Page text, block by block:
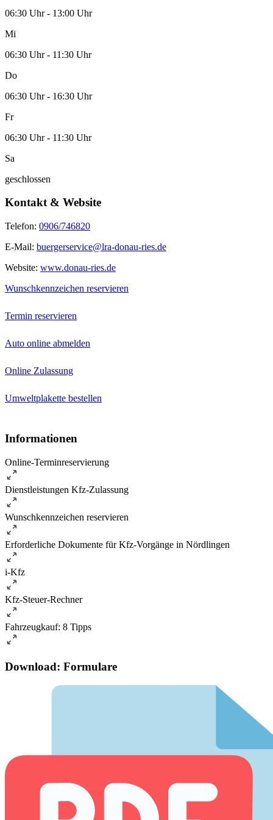
06:30 Uhr - 13:00 Uhr
Mi
06:30 Uhr - 11:30 Uhr
Do
06:30 Uhr - 16:30 Uhr
Fr
06:30 Uhr - 11:30 Uhr
Sa
geschlossen
Kontakt & Website
Telefon: 0906/746820
E-Mail: buergerservice@lra-donau-ries.de
Website: www.donau-ries.de
Wunschkennzeichen reservieren
Termin reservieren
Auto online abmelden
Online Zulassung
Umweltplakette bestellen
Informationen
Online-Terminreservierung
Dienstleistungen Kfz-Zulassung
Wunschkennzeichen reservieren
Erforderliche Dokumente für Kfz-Vorgänge in Nördlingen
i-Kfz
Kfz-Steuer-Rechner
Fahrzeugkauf: 8 Tipps
Download: Formulare